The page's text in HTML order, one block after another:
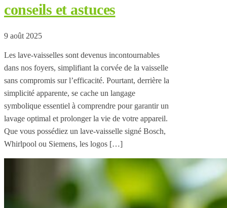
conseils et astuces
9 août 2025
Les lave-vaisselles sont devenus incontournables
dans nos foyers, simplifiant la corvée de la vaisselle
sans compromis sur l’efficacité. Pourtant, derrière la
simplicité apparente, se cache un langage
symbolique essentiel à comprendre pour garantir un
lavage optimal et prolonger la vie de votre appareil.
Que vous possédiez un lave-vaisselle signé Bosch,
Whirlpool ou Siemens, les logos […]